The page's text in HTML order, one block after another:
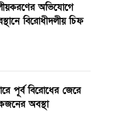
অভিযোগে
বিরোধীদলীয় চিফ
পূর্ব বিরোধের জেরে
অবস্থা